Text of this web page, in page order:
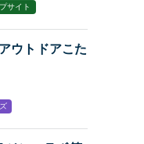
サイト
ウトドアこた